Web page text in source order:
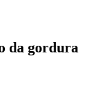
da gordura